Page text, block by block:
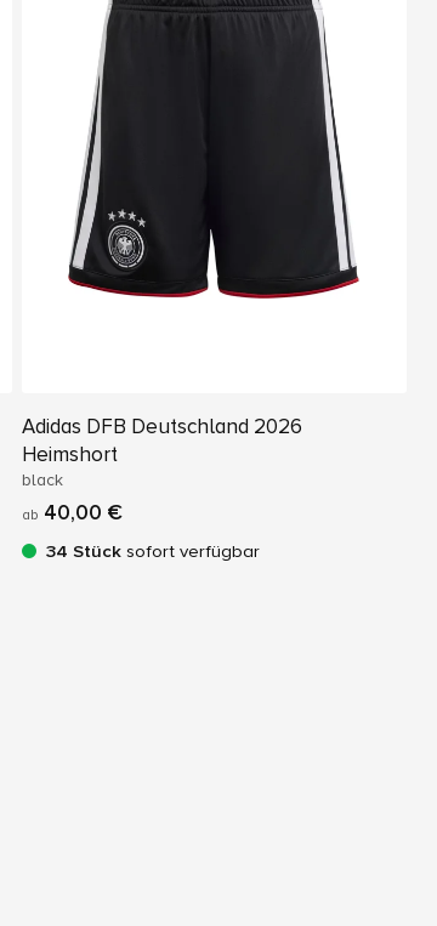
Adidas DFB Deutschland 2026
Heimshort
black
ab 40,00 €
34 Stücksofort verfügbar